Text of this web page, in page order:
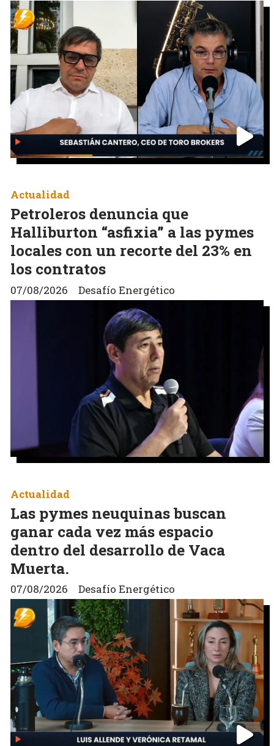
Petroleros denuncia que
Halliburton “asfixia” a las pymes
locales con un recorte del 23% en
los contratos
Desafío Energético
Actualidad
07/08/2026
Las pymes neuquinas buscan
ganar cada vez más espacio
dentro del desarrollo de Vaca
Muerta.
Desafío Energético
Actualidad
07/08/2026